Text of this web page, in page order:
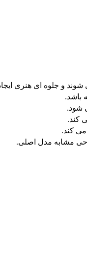
و جلوه ای هنری
شود.
کند.